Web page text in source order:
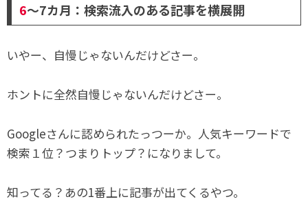
6～7カ月：検索流入のある記事を横展開
いやー、自慢じゃないんだけどさー。
ホントに全然自慢じゃないんだけどさー。
Googleさんに認められたっつーか。人気キーワードで
検索１位？つまりトップ？になりまして。
知ってる？あの1番上に記事が出てくるやつ。